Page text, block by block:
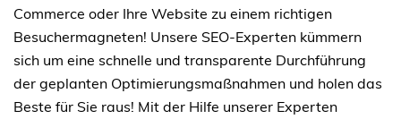
Commerce oder Ihre Website zu einem richtigen
Besuchermagneten! Unsere SEO-Experten kümmern
sich um eine schnelle und transparente Durchführung
der geplanten Optimierungsmaßnahmen und holen das
Beste für Sie raus! Mit der Hilfe unserer Experten